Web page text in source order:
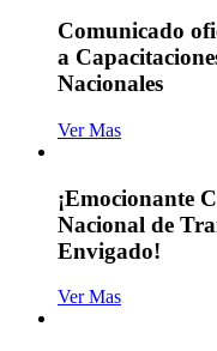
Comunicado
a
Nacionales
Ver Mas
¡Emocionante
Nacional de
Envigado!
Ver Mas